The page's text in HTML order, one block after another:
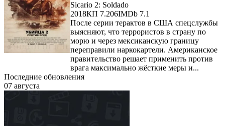
Sicario 2: Soldado
2018КП 7.206IMDb 7.1
После серии терактов в США спецслужбы
выясняют, что террористов в страну по
морю и через мексиканскую границу
переправили наркокартели. Американское
правительство решает применить против
врага максимально жёсткие меры и...
Последние обновления
07 августа